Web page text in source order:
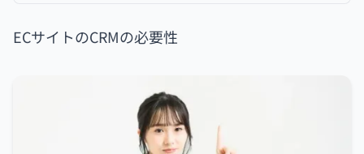
ECサイトのCRMの必要性